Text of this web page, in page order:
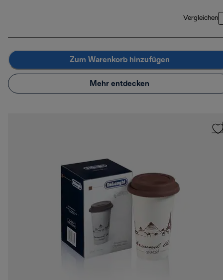
Vergleichen
Zum Warenkorb hinzufügen
Mehr entdecken